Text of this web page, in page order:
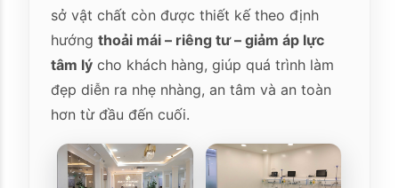
sở vật chất còn được thiết kế theo định
hướngthoải mái – riêng tư – giảm áp lực
tâm lý cho khách hàng, giúp quá trình làm
đẹp diễn ra nhẹ nhàng, an tâm và an toàn
hơn từ đầu đến cuối.